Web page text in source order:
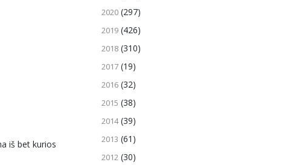
iš bet kurios
2020 (297)
2019 (426)
2018 (310)
2017 (19)
2016 (32)
2015 (38)
2014(39)
2013 (61)
2012 (30)